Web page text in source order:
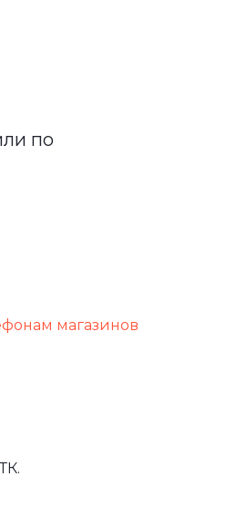
по
магазинов